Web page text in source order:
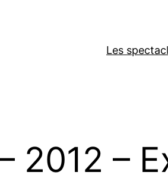
Les
2012 –